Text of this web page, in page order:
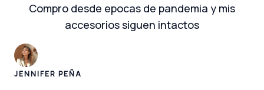
Compro desde epocas de pandemia y mis
accesorios siguen intactos
JENNIFER PEÑA